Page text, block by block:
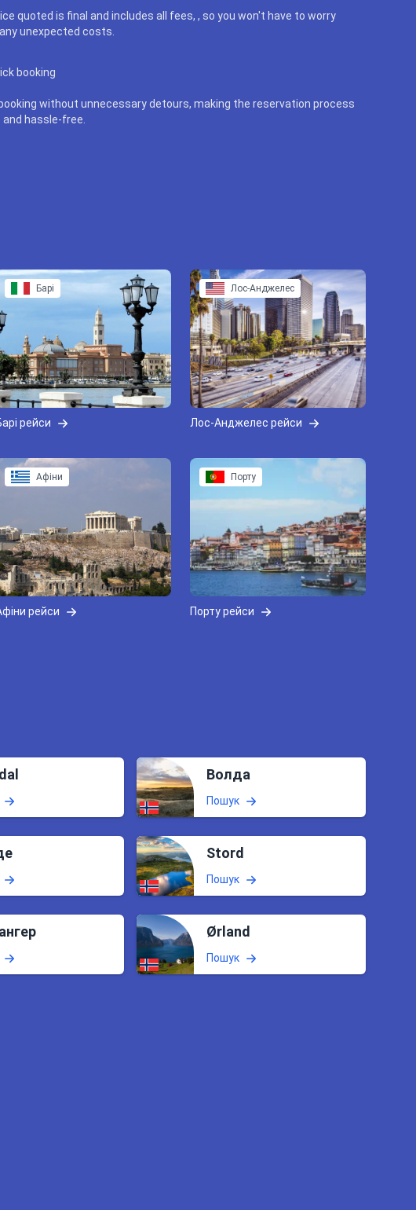
quoted is final and includes all fees, , so you won't have to worry
unexpected costs.
booking
without unnecessary detours, making the reservation process
hassle-free.
Барі
рейси
Лос-Анджелес
Лос-Анджелес рейси
Афіни
рейси
Порту
Порту рейси
Волда
Пошук
Stord
Пошук
Ørland
Пошук